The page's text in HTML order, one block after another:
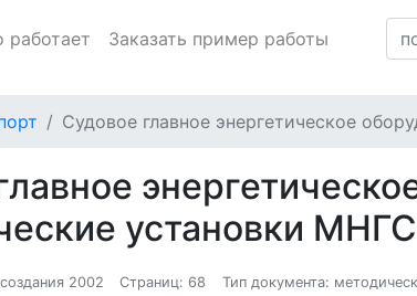
работает Заказать пример работы
Судовое главное энергетическое
установки МНГС
2002 Страниц: 68 Тип документа: